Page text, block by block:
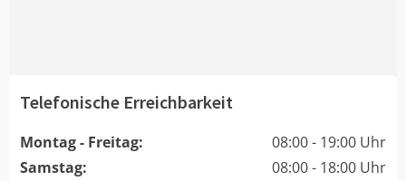
Telefonische Erreichbarkeit
Montag - Freitag:
08:00 - 19:00 Uhr
Samstag:
08:00 - 18:00 Uhr